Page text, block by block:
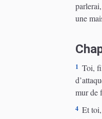
une
1 Toi,
mur de
4 Et